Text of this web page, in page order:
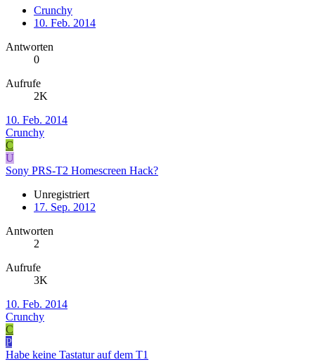
Crunchy
10. Feb. 2014
Antworten
0
Aufrufe
2K
10. Feb. 2014
Crunchy
C
U
Sony PRS-T2 Homescreen Hack?
Unregistriert
17. Sep. 2012
Antworten
2
Aufrufe
3K
10. Feb. 2014
Crunchy
C
P
Habe keine Tastatur auf dem T1